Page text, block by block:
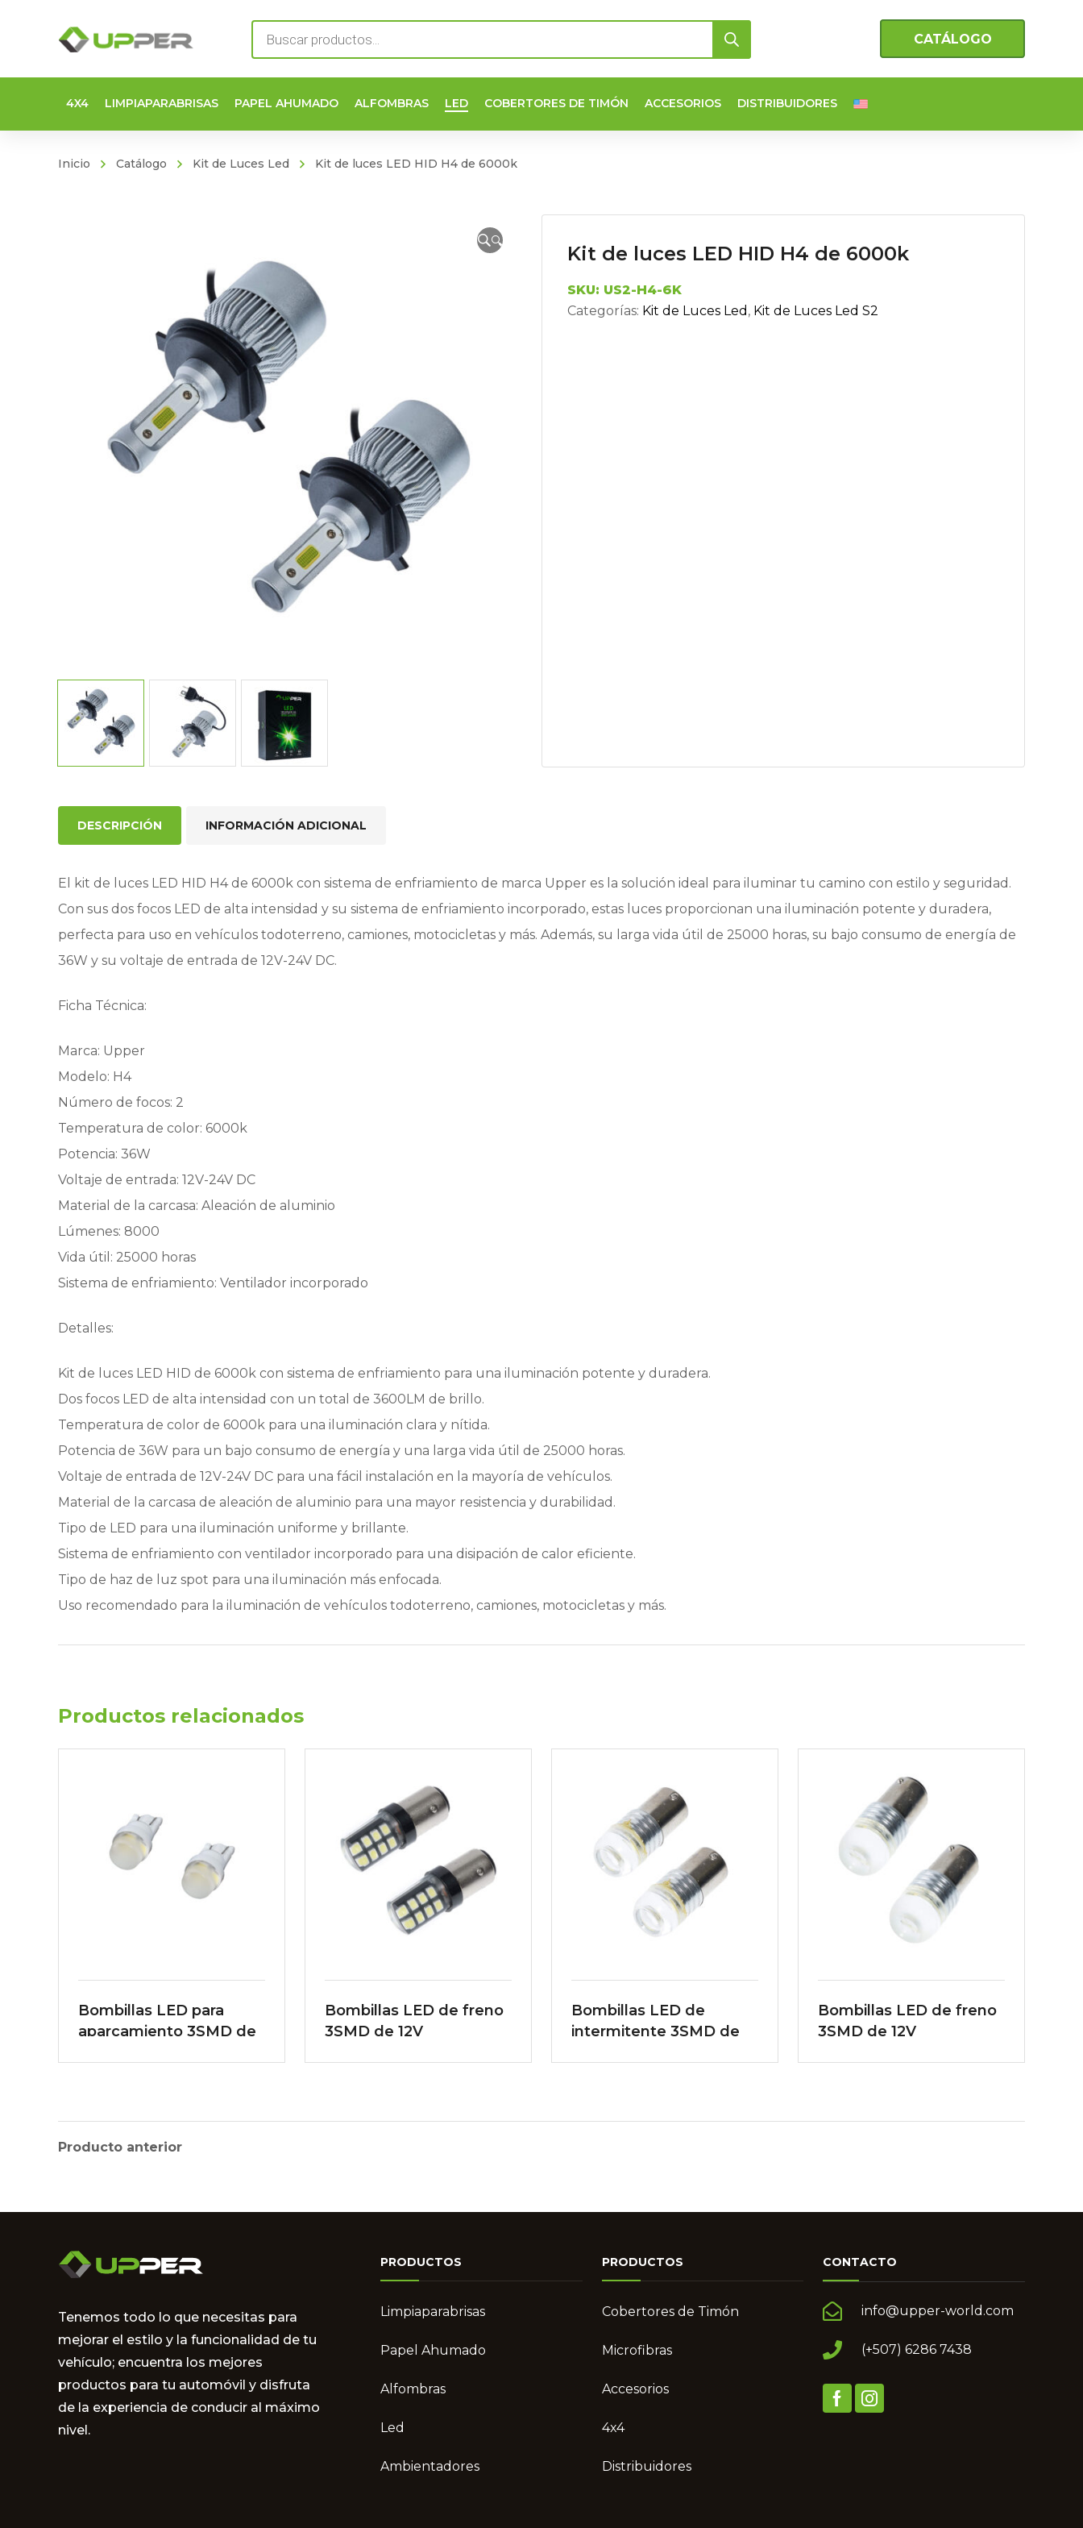
CATÁLOGO
de
productos
4X4 LIMPIAPARABRISAS PAPEL AHUMADO ALFOMBRAS LED COBERTORES DE TIMÓN ACCESORIOS DISTRIBUIDORES
Inicio Catálogo Kit de Luces Led Kit de luces LED HID H4 de 6000k
🔍
Kit de luces LED HID H4 de 6000k
SKU: US2-H4-6K
Categorías: Kit de Luces Led , Kit de Luces Led S2
DESCRIPCIÓN INFORMACIÓN ADICIONAL
El kit de luces LED HID H4 de 6000k con sistema de enfriamiento de marca Upper es la solución ideal para iluminar tu camino con estilo y seguridad.
Con sus dos focos LED de alta intensidad y su sistema de enfriamiento incorporado, estas luces proporcionan una iluminación potente y duradera,
perfecta para uso en vehículos todoterreno, camiones, motocicletas y más. Además, su larga vida útil de 25000 horas, su bajo consumo de energía de
36W y su voltaje de entrada de 12V-24V DC.
Ficha Técnica:
Marca: Upper
Modelo: H4
Número de focos: 2
Temperatura de color: 6000k
Potencia: 36W
Voltaje de entrada: 12V-24V DC
Material de la carcasa: Aleación de aluminio
Lúmenes: 8000
Vida útil: 25000 horas
Sistema de enfriamiento: Ventilador incorporado
Detalles:
Kit de luces LED HID de 6000k con sistema de enfriamiento para una iluminación potente y duradera.
Dos focos LED de alta intensidad con un total de 3600LM de brillo.
Temperatura de color de 6000k para una iluminación clara y nítida.
Potencia de 36W para un bajo consumo de energía y una larga vida útil de 25000 horas.
Voltaje de entrada de 12V-24V DC para una fácil instalación en la mayoría de vehículos.
Material de la carcasa de aleación de aluminio para una mayor resistencia y durabilidad.
Tipo de LED para una iluminación uniforme y brillante.
Sistema de enfriamiento con ventilador incorporado para una disipación de calor eficiente.
Tipo de haz de luz spot para una iluminación más enfocada.
Uso recomendado para la iluminación de vehículos todoterreno, camiones, motocicletas y más.
Productos relacionados
Bombillas LED para
aparcamiento 3SMD de
Bombillas LED de freno
3SMD de 12V
Bombillas LED de
intermitente 3SMD de
Bombillas LED de freno
3SMD de 12V
Producto anterior
Tenemos todo lo que necesitas para
mejorar el estilo y la funcionalidad de tu
vehículo; encuentra los mejores
productos para tu automóvil y disfruta
de la experiencia de conducir al máximo
nivel.
PRODUCTOS
Limpiaparabrisas
Papel Ahumado
Alfombras
Led
Ambientadores
PRODUCTOS
Cobertores de Timón
Microfibras
Accesorios
4x4
Distribuidores
CONTACTO
info@upper-world.com
(+507) 6286 7438